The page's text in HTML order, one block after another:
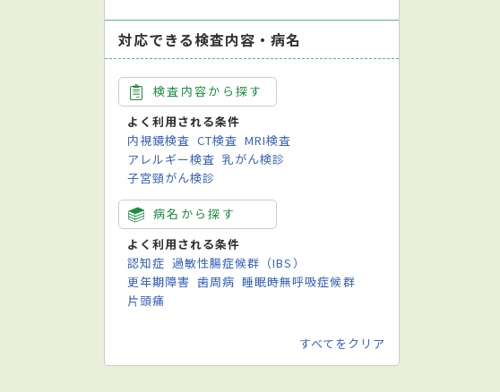
対応できる検査内容・病名
検査内容から探す
よく利用される条件
内視鏡検査 CT検査 MRI検査
アレルギー検査 乳がん検診
子宮頸がん検診
病名から探す
よく利用される条件
認知症 過敏性腸症候群（IBS）
更年期障害 歯周病 睡眠時無呼吸症候群
片頭痛
すべてをクリア